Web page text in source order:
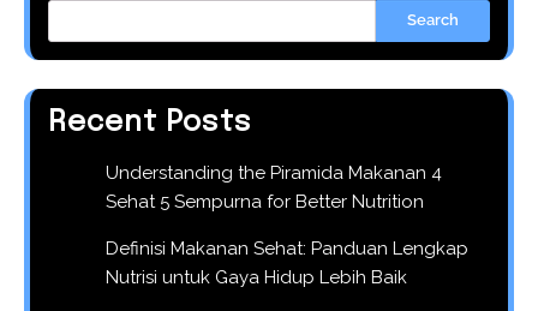
Search
Recent Posts
Understanding the Piramida Makanan 4
Sehat 5 Sempurna for Better Nutrition
Definisi Makanan Sehat: Panduan Lengkap
Nutrisi untuk Gaya Hidup Lebih Baik